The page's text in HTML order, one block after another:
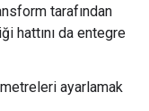
tarafından
hattını da entegre
ayarlamak